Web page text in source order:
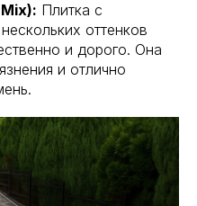
Плитка с
оттенков
и дорого. Она
и отлично